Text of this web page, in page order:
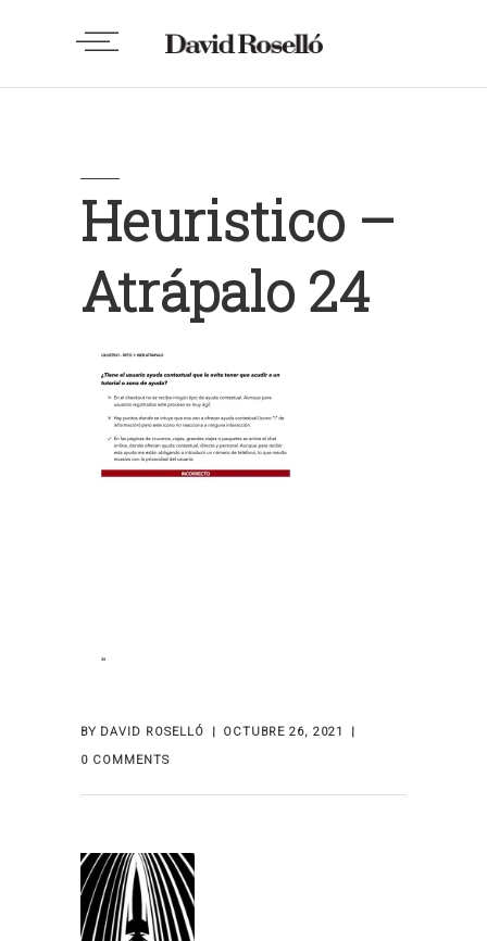
Heuristico –
Atrápalo 24
BY DAVID ROSELLÓ
OCTUBRE 26, 2021
0 COMMENTS